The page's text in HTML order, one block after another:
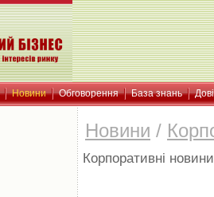
Новини Обговорення База знань
Новини /
Корпоративні новини